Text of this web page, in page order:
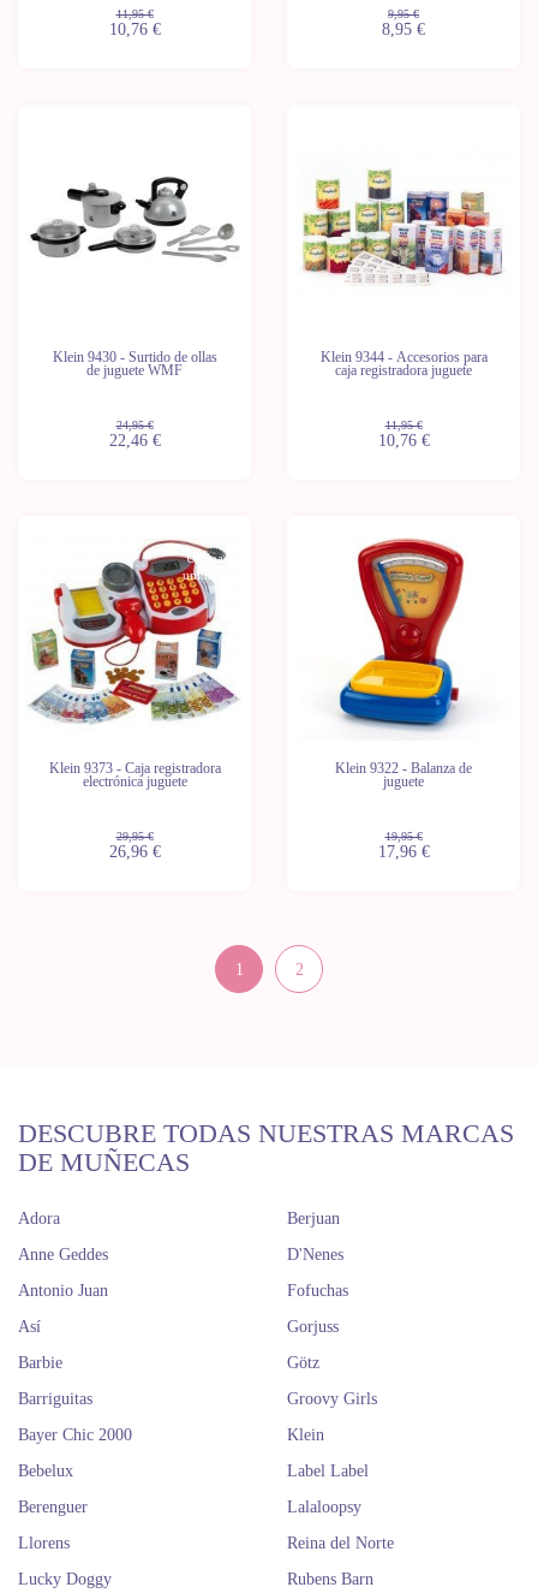
11,95 €
10,76 €
9,95 €
8,95 €
Klein 9430 - Surtido de ollas
de juguete WMF
24,95 €
22,46 €
Klein 9344 - Accesorios para
caja registradora juguete
11,95 €
10,76 €
Últimas
unidades
Klein 9373 - Caja registradora
electrónica juguete
29,95 €
26,96 €
Klein 9322 - Balanza de
juguete
19,95 €
17,96 €
1 2
DESCUBRE TODAS NUESTRAS MARCAS
DE MUÑECAS
Adora
Anne Geddes
Antonio Juan
Así
Barbie
Barriguitas
Bayer Chic 2000
Bebelux
Berenguer
Berjuan
D'Nenes
Fofuchas
Gorjuss
Götz
Groovy Girls
Klein
Label Label
Lalaloopsy
Llorens
Lucky Doggy
Reina del Norte
Rubens Barn